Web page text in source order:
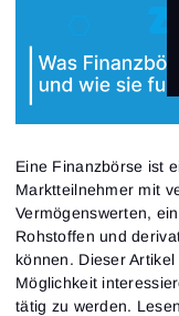
Eine Finanzbörse ist
Marktteilnehmer mit
Vermögenswerten,
Rohstoffen und
können. Dieser
Möglichkeit
tätig zu werden.